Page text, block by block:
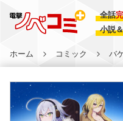
全話
小説
ホーム コミック バ